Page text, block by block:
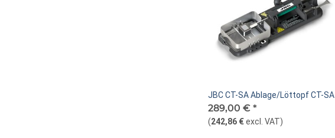
JBC CT-SA Ablage/Löttopf CT-SA
289,00 € *
(242,86 €excl. VAT)